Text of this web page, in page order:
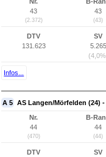
43
(2.372)
43
(43)
DTV
131.623
SV
5.265
Infos...
A 5 AS Langen/Mörfelden (24)
Nr.
44
(470)
B-
44
(44)
DTV
SV